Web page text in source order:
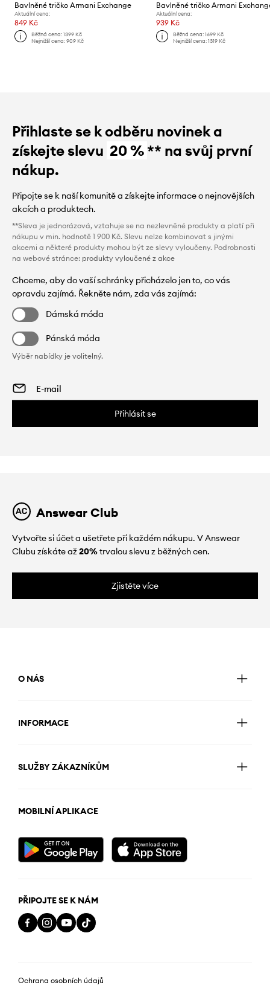
Bavlněné tričko Armani Exchange
Aktuální cena:
849 Kč
Běžná cena:1399 Kč
Nejnižší cena:909 Kč
Bavlněné tričko Armani
Aktuální cena:
939 Kč
Běžná cena: 1699 Kč
Nejnižší cena: 1319 Kč
Přihlaste se k odběru novinek a
získejte slevu 20 %** na svůj první
nákup.
Připojte se k naší komunitě a získejte informace o nejnovějších
akcích a produktech.
**Sleva je jednorázová, vztahuje se na nezlevněné produkty a platí při
nákupu v min. hodnotě 1 900 Kč. Slevu nelze kombinovat s jinými
akcemi a některé produkty mohou být ze slevy vyloučeny. Podrobnosti
na webové stránce: produkty vyloučené z akce
Chceme, aby do vaší schránky přicházelo jen to, co vás
opravdu zajímá. Řekněte nám, zda vás zajímá:
Dámská móda
Pánská móda
Výběr nabídky je volitelný.
Přihlásit se
Answear Club
Vytvořte si účet a ušetřete při každém nákupu. V Answear
Clubu získáte až20%trvalou slevu z běžných cen.
Zjistěte více
O NÁS
INFORMACE
SLUŽBY ZÁKAZNÍKŮM
MOBILNÍ APLIKACE
PŘIPOJTE SE K NÁM
Ochrana osobních údajů